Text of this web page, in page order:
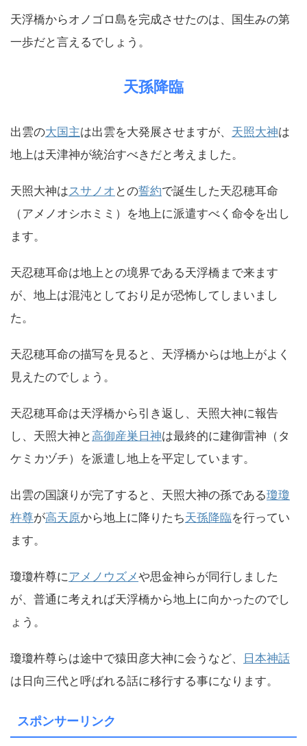
天浮橋からオノゴロ島を完成させたのは、国生みの第
一歩だと言えるでしょう。
天孫降臨
出雲の大国主は出雲を大発展させますが、 天照大神は
地上は天津神が統治すべきだと考えました。
天照大神は スサノオ との誓約で誕生した天忍穂耳命
（アメノオシホミミ）を地上に派遣すべく命令を出し
ます。
天忍穂耳命は地上との境界である天浮橋まで来ます
が、地上は混沌としており足が恐怖してしまいまし
た。
天忍穂耳命の描写を見ると、天浮橋からは地上がよく
見えたのでしょう。
天忍穂耳命は天浮橋から引き返し、天照大神に報告
し、天照大神と高御産巣日神は最終的に建御雷神（タ
ケミカヅチ）を派遣し地上を平定しています。
出雲の国譲りが完了すると、天照大神の孫である瓊瓊
杵尊が高天原から地上に降りたち天孫降臨を行ってい
ます。
瓊瓊杵尊にアメノウズメや思金神らが同行しました
が、普通に考えれば天浮橋から地上に向かったのでし
ょう。
瓊瓊杵尊らは途中で猿田彦大神に会うなど、 日本神話
は日向三代と呼ばれる話に移行する事になります。
スポンサーリンク